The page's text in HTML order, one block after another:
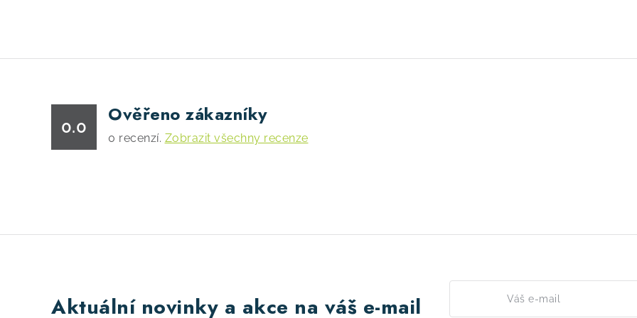
0.0
Ověřeno zákazníky
0 recenzí. Zobrazit všechny recenze
Aktuální novinky a akce na váš e-mail